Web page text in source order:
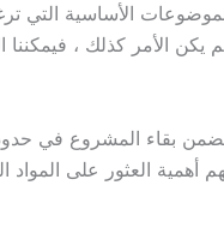
الأساسية التي
يكن الأمر كذلك ،
بقاء المشروع في حدود
العثور على المواد